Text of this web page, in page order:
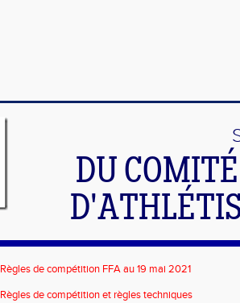
DU
Règles de compétition FFA au 19 mai 2021
Règles de compétition et règles techniques